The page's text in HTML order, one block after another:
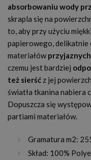
absorbowaniu wody
skrapla się na
to, aby przy użyciu
papierowego, delikatnie
materiałów
czemu jest bardziej
też sierść z jej
światła tkanina nabiera
Dopuszcza się
partiami materiałów.
Gramatura m2:
Skład: 100%